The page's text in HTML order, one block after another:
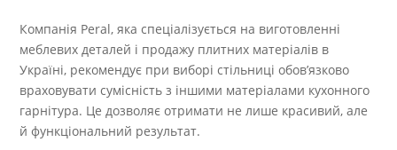
Компанія Peral, яка спеціалізується на виготовленні
меблевих деталей і продажу плитних матеріалів в
Україні, рекомендує при виборі стільниці обов’язково
враховувати сумісність з іншими матеріалами кухонного
гарнітура. Це дозволяє отримати не лише красивий, але
й функціональний результат.